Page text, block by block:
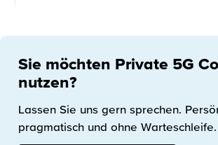
Sie möchten Private 5G
nutzen?
Lassen Sie uns gern sprechen.
pragmatisch und ohne Warteschleife.